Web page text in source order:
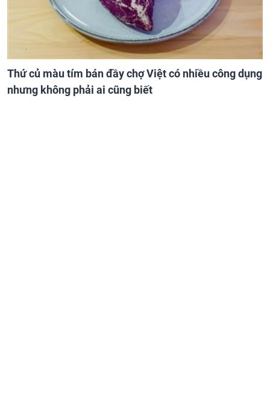
Thứ củ màu tím bán đầy chợ Việt có nhiều công dụng
nhưng không phải ai cũng biết